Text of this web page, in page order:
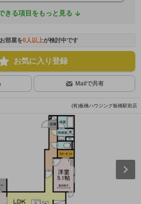
きる項目をもっと見る
部屋を0人以上が検討中です
お気に入り登録
Mailで共有
(有)板橋ハウジング板橋駅前店